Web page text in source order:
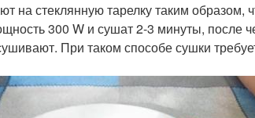
на стеклянную тарелку таким образом,
300 W и сушат 2-3 минуты, после
При таком способе сушки